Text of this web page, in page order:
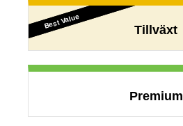
Tillväxt
Best Value
Best Value
Premium